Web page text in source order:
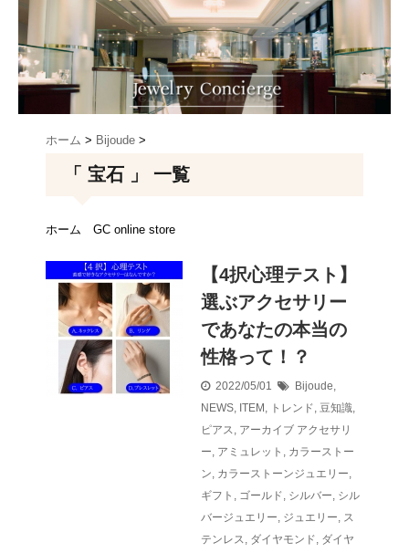
ホーム > Bijoude >
「 宝石 」 一覧
ホーム GC online store
【4択心理テスト】
選ぶアクセサリー
であなたの本当の
性格って！？
2022/05/01 Bijoude,
NEWS, ITEM, トレンド, 豆知識,
ピアス, アーカイブ アクセサリ
ー, アミュレット , カラーストー
ン, カラーストーンジュエリー,
ギフト , ゴールド, シルバー, シル
バージュエリー, ジュエリー, ス
テンレス, ダイヤモンド, ダイヤ